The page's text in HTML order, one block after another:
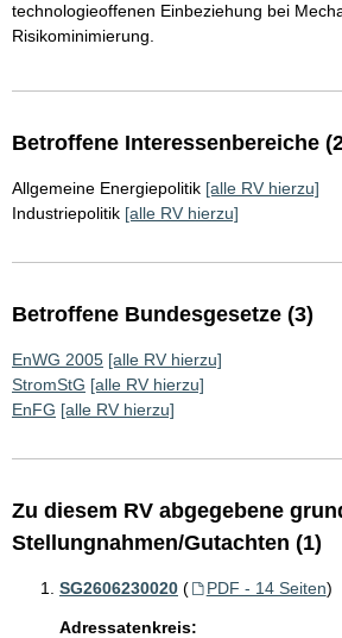
technologieoffenen Einbeziehung bei
Risikominimierung.
Betroffene Interessenbereiche
Allgemeine Energiepolitik [alle RV hierzu]
Industriepolitik [alle RV hierzu]
Betroffene Bundesgesetze (3)
EnWG 2005 [alle RV hierzu]
StromStG [alle RV hierzu]
EnFG [alle RV hierzu]
Zu diesem RV abgegebene
Stellungnahmen/Gutachten (1)
SG2606230020 ( PDF - 14 Seiten)
Adressatenkreis: